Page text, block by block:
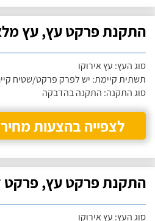
התקנת פרקט עץ, עץ
סוג העץ: עץ אירוקו
תשתית קיימת: יש לפרק פרקט/שטיח
סוג התקנה: התקנה בהדבקה
לצפייה בהצעות מחיר
התקנת פרקט עץ, פרקט
סוג העץ: עץ אירוקו